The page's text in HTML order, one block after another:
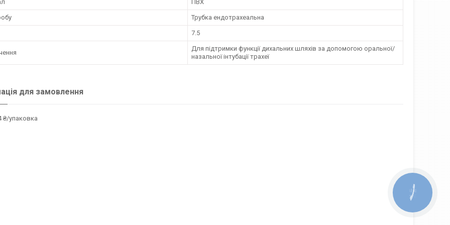
ПВХ
Трубка ендотрахеальна
7.5
Для підтримки функції дихальних шляхів за допомогою оральної/
назальної інтубації трахеї
для замовлення
₴/упаковка
КНОПКА
ЗВ'ЯЗКУ